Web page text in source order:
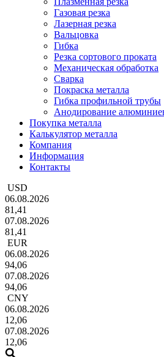
Газовая резка
Лазерная резка
Вальцовка
Гибка
Резка сортового проката
Механическая обработка
Сварка
Покраска металла
Гибка профильной трубы
Анодирование
Покупка металла
Калькулятор металла
Компания
Информация
Контакты
USD
06.08.2026
81,41
07.08.2026
81,41
EUR
06.08.2026
94,06
07.08.2026
94,06
CNY
06.08.2026
12,06
07.08.2026
12,06